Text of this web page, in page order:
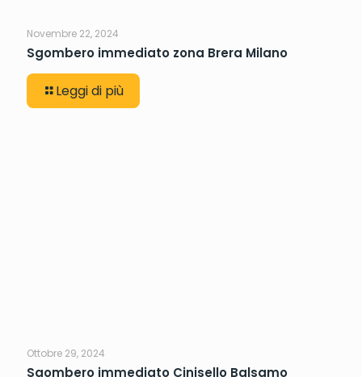
Novembre 22, 2024
Sgombero immediato zona Brera Milano
Leggi di più
Ottobre 29, 2024
Sgombero immediato Cinisello Balsamo